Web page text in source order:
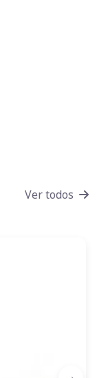
Ver todos